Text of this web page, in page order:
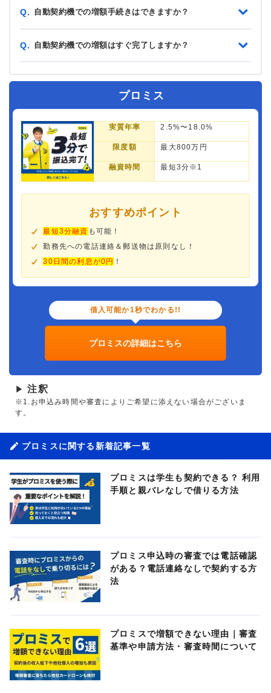
Q. 自動契約機での増額手続きはできますか？
Q. 自動契約機での増額はすぐ完了しますか？
プロミス
実質年率 2.5%〜18.0%
限度額 最大800万円
融資時間 最短3分※1
おすすめポイント
最短3分融資 も可能！
勤務先への電話連絡＆郵送物は原則なし！
30日間の利息が0円 ！
借入可能か1秒でわかる!!
プロミスの詳細はこちら
▶ 注釈
※1.お申込み時間や審査によりご希望に添えない場合がございま
す。
プロミスに関する新着記事一覧
プロミスは学生も契約できる？ 利用
手順と親バレなしで借りる方法
プロミス申込時の審査では電話確認
がある？電話連絡なしで契約する方
法
プロミスで増額できない理由｜審査
基準や申請方法・審査時間について